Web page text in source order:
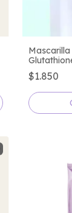
Sheet
$1.850